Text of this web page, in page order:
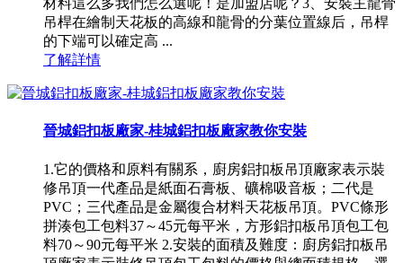
材料這么多我們怎么選呢！是加盟店呢？3、安裝主龍骨
吊桿在繪制天花板的高線和龍骨的分葉位置線后，吊桿
的下端可以確定高 ...
了解詳情
晉城鋁扣板廠家-桂城鋁扣板廠家教你安裝
1.它的價格和原料有關系，廚房鋁扣板吊頂廠家表示裝
修吊頂一代產品是紙面石膏板、礦棉吸音板；二代是
PVC；三代產品是金屬復合材料天花板吊頂。PVC條形
拼湊包工包料37～45元每平米，方形鋁扣板吊頂包工包
料70～90元每平米 2.安裝的面積及難度：廚房鋁扣板吊